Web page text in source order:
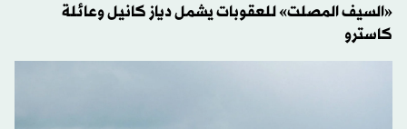
«السيف المصلت» للعقوبات يشمل دياز كانيل وعائلة
كاسترو